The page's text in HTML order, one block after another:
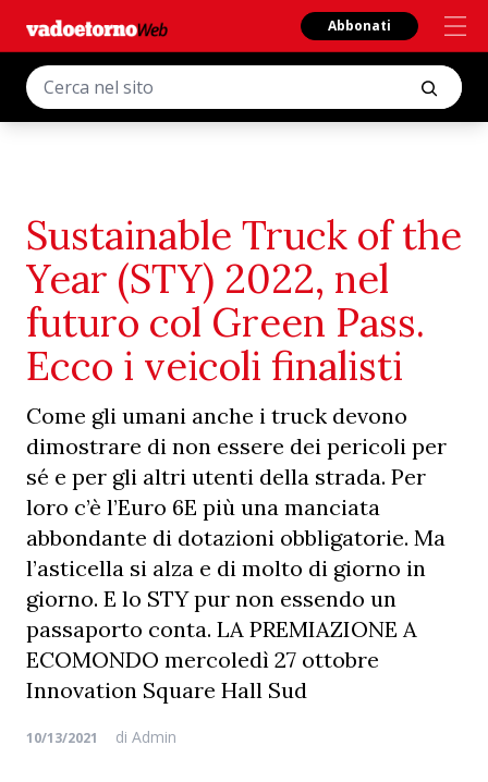
Abbonati
Sustainable Truck of the
Year (STY) 2022, nel
futuro col Green Pass.
Ecco i veicoli finalisti
Come gli umani anche i truck devono
dimostrare di non essere dei pericoli per
sé e per gli altri utenti della strada. Per
loro c’è l’Euro 6E più una manciata
abbondante di dotazioni obbligatorie. Ma
l’asticella si alza e di molto di giorno in
giorno. E lo STY pur non essendo un
passaporto conta. LA PREMIAZIONE A
ECOMONDO mercoledì 27 ottobre
Innovation Square Hall Sud
10/13/2021 di Admin